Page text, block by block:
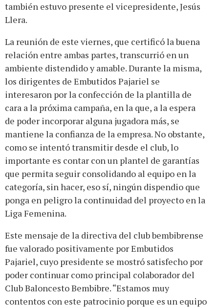
también estuvo presente el vicepresidente, Jesús
Llera.
La reunión de este viernes, que certificó la buena
relación entre ambas partes, transcurrió en un
ambiente distendido y amable. Durante la misma,
los dirigentes de Embutidos Pajariel se
interesaron por la confección de la plantilla de
cara a la próxima campaña, en la que, a la espera
de poder incorporar alguna jugadora más, se
mantiene la confianza de la empresa. No obstante,
como se intentó transmitir desde el club, lo
importante es contar con un plantel de garantías
que permita seguir consolidando al equipo en la
categoría, sin hacer, eso sí, ningún dispendio que
ponga en peligro la continuidad del proyecto en la
Liga Femenina.
Este mensaje de la directiva del club bembibrense
fue valorado positivamente por Embutidos
Pajariel, cuyo presidente se mostró satisfecho por
poder continuar como principal colaborador del
Club Baloncesto Bembibre. “Estamos muy
contentos con este patrocinio porque es un equipo